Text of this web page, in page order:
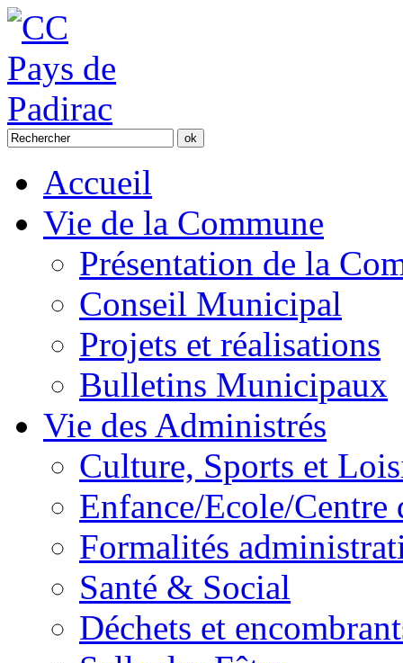
Accueil
Vie de la Commune
Présentation de la
Conseil Municipal
Projets et réalisations
Bulletins Municipaux
Vie des Administrés
Culture, Sports et
Enfance/Ecole/Centre
Formalités
Santé & Social
Déchets et